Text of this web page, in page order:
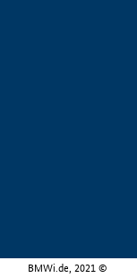
BMWi.de, 2021 ©